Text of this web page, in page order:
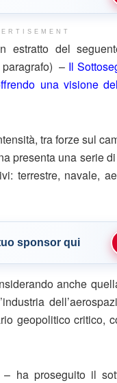
estratto del
paragrafo) – Il
una visione
tra forze sul
presenta una serie
terrestre, navale,
tuo sponsor qui
anche
geopolitico critico,
ha proseguito il